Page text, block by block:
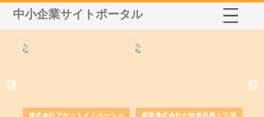
中小企業サイトポータル
株式会社アセットイノベーショ
庭楽株式会社が知多半島と三河